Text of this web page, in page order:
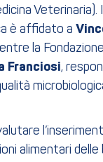
Veterinaria).
è affidato a
la
Franciosi,
alimentari